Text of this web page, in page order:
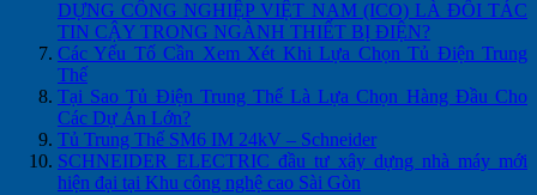
DỰNG CÔNG NGHIỆP VIỆT NAM (ICO) LÀ ĐỐI TÁC
TIN CẬY TRONG NGÀNH THIẾT BỊ ĐIỆN?
Các Yếu Tố Cần Xem Xét Khi Lựa Chọn Tủ Điện Trung
Thế
Tại Sao Tủ Điện Trung Thế Là Lựa Chọn Hàng Đầu Cho
Các Dự Án Lớn?
Tủ Trung Thế SM6 IM 24kV – Schneider
SCHNEIDER ELECTRIC đầu tư xây dựng nhà máy mới
hiện đại tại Khu công nghệ cao Sài Gòn